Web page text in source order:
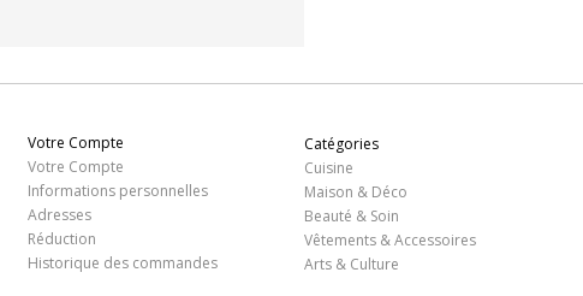
Catégories
Cuisine
Maison & Déco
Beauté & Soin
Vêtements & Accessoires
Arts & Culture
Votre Compte
Votre Compte
Informations personnelles
Adresses
Réduction
Historique des commandes